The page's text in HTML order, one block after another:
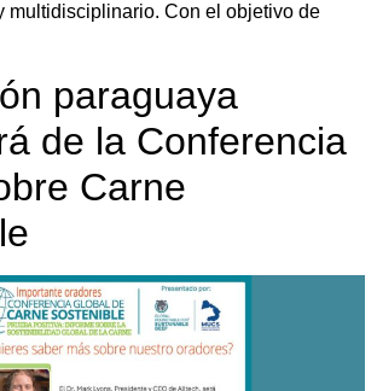
multidisciplinario. Con el objetivo de
paraguaya
de la Conferencia
Carne